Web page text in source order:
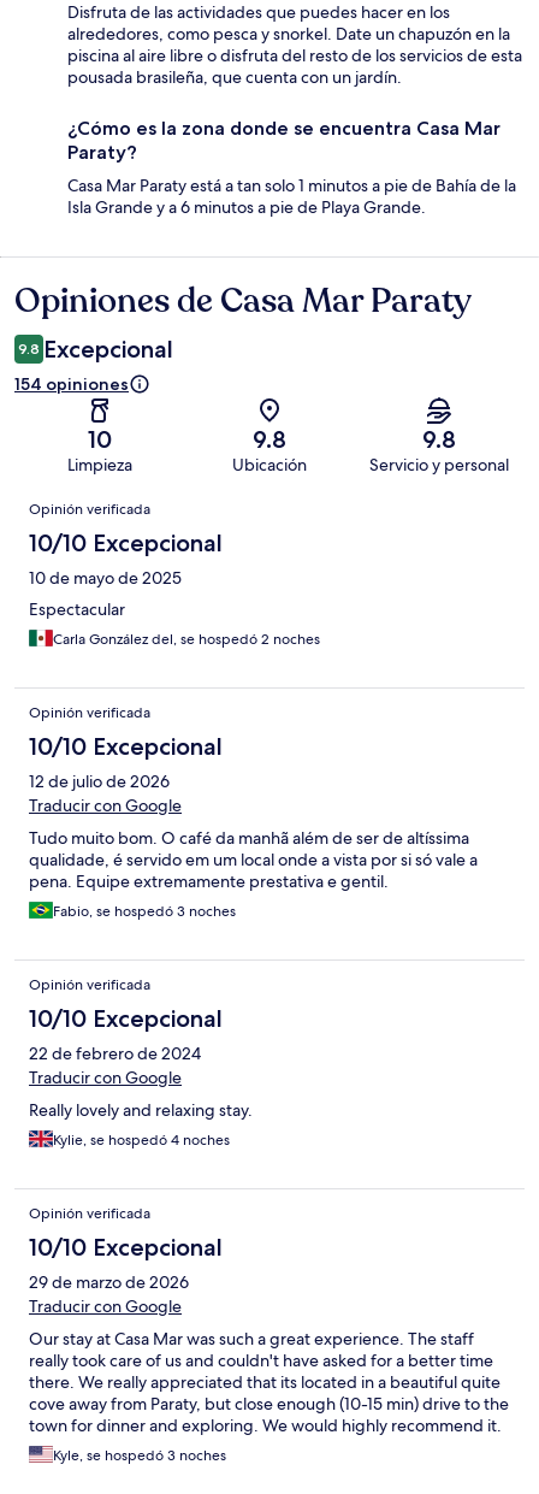
Disfruta de las actividades que puedes hacer en los
alrededores, como pesca y snorkel. Date un chapuzón en la
piscina al aire libre o disfruta del resto de los servicios de esta
pousada brasileña, que cuenta con un jardín.
¿Cómo es la zona donde se encuentra Casa Mar
Paraty?
Casa Mar Paraty está a tan solo 1 minutos a pie de Bahía de la
Isla Grande y a 6 minutos a pie de Playa Grande.
Opiniones
Opiniones de Casa Mar Paraty
9.8 Excepcional
154 opiniones
10
Limpieza
9.8
Ubicación
9.8
Servicio y personal
Opiniones
Opinión verificada
10/10 Excepcional
10 de mayo de 2025
Espectacular
Carla González del, se hospedó 2 noches
Opinión verificada
10/10 Excepcional
12 de julio de 2026
Traducir con Google
Tudo muito bom. O café da manhã além de ser de altíssima
qualidade, é servido em um local onde a vista por si só vale a
pena. Equipe extremamente prestativa e gentil.
Fabio, se hospedó 3 noches
Opinión verificada
10/10 Excepcional
22 de febrero de 2024
Traducir con Google
Really lovely and relaxing stay.
Kylie, se hospedó 4 noches
Opinión verificada
10/10 Excepcional
29 de marzo de 2026
Traducir con Google
Our stay at Casa Mar was such a great experience. The staff
really took care of us and couldn't have asked for a better time
there. We really appreciated that its located in a beautiful quite
cove away from Paraty, but close enough (10-15 min) drive to the
town for dinner and exploring. We would highly recommend it.
Kyle, se hospedó 3 noches